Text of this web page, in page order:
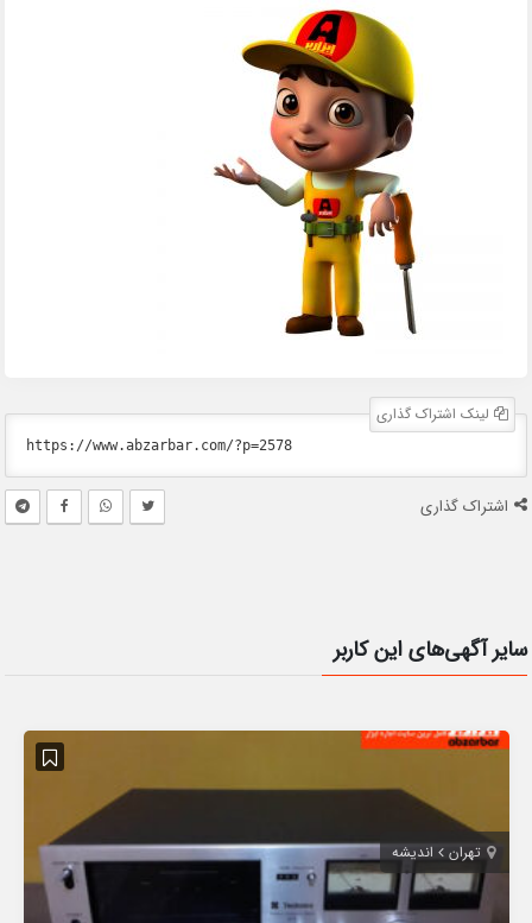
لینک اشتراک گذاری
اشتراک گذاری
سایر آگهی‌های این کاربر
تهران اندیشه